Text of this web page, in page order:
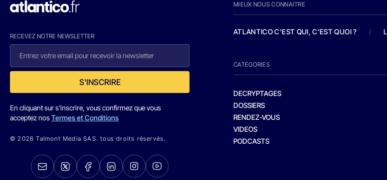
RECEVEZ NOTRE NEWSLETTER
S'INSCRIRE
En cliquant sur s'inscrire, vous confirmez que vous
acceptez nosTermes et Conditions
© 2026 Talmont Media SAS. tous droits réservés.
MIEUX NOUS CONNAITRE
ATLANTICO C'EST QUI, C'EST QUOI ? /
CATEGORIES
DECRYPTAGES
DOSSIERS
RENDEZ-VOUS
VIDEOS
PODCASTS